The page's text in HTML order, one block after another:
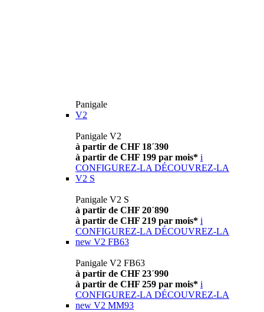
Panigale
V2
Panigale V2
à partir de CHF 18´390
à partir de CHF 199 par mois* i
CONFIGUREZ-LA DÉCOUVREZ-LA
V2 S
Panigale V2 S
à partir de CHF 20´890
à partir de CHF 219 par mois* i
CONFIGUREZ-LA DÉCOUVREZ-LA
new V2 FB63
Panigale V2 FB63
à partir de CHF 23´990
à partir de CHF 259 par mois* i
CONFIGUREZ-LA DÉCOUVREZ-LA
new V2 MM93